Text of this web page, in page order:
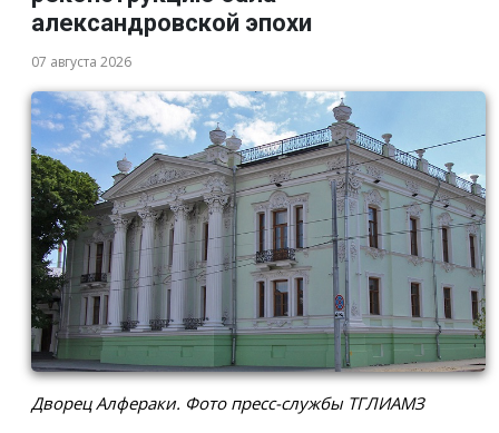
александровской эпохи
07 августа 2026
Дворец Алфераки. Фото пресс-службы ТГЛИАМЗ